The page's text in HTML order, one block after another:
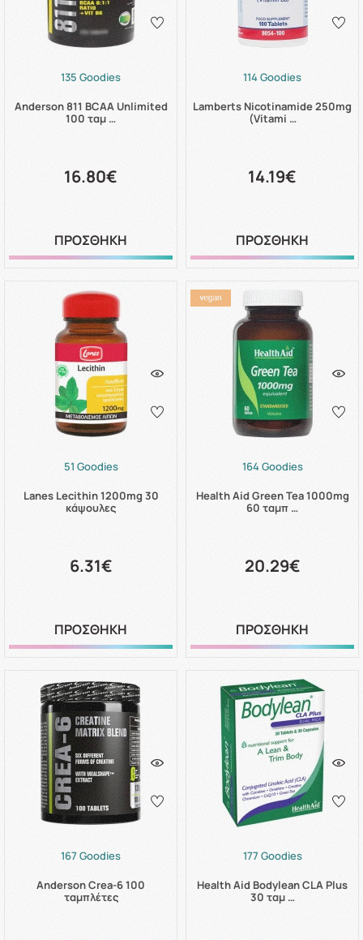
135 Goodies
Anderson 811 BCAA Unlimited
100 ταμ …
16.80€
ΠΡΟΣΘΗΚΗ
114 Goodies
Lamberts Nicotinamide 250mg
(Vitami …
14.19€
ΠΡΟΣΘΗΚΗ
51 Goodies
Lanes Lecithin 1200mg 30
κάψουλες
6.31€
ΠΡΟΣΘΗΚΗ
164 Goodies
Health Aid Green Tea 1000mg
60 ταμπ …
20.29€
ΠΡΟΣΘΗΚΗ
167 Goodies
Anderson Crea-6 100
ταμπλέτες
177 Goodies
Health Aid Bodylean CLA Plus
30 ταμ …